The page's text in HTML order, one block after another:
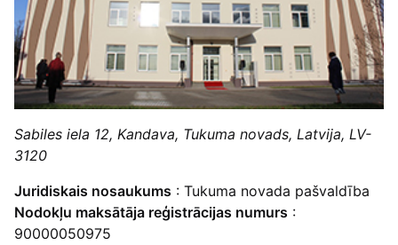
Sabiles iela 12, Kandava, Tukuma novads, Latvija, LV-
3120
Juridiskais nosaukums : Tukuma novada pašvaldība
Nodokļu maksātāja reģistrācijas numurs :
90000050975